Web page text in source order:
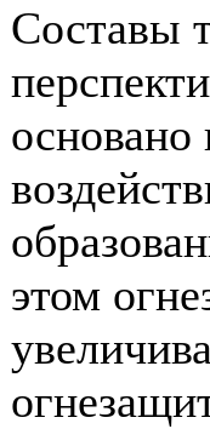
Составы
основано
этом